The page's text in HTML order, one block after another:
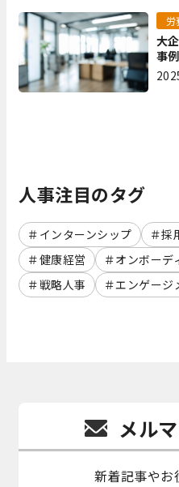
大
事
解説
労
人事注目のタグ
インターンシップ
採
健康経営
オンボーデ
戦略人事
エンゲージ
メル
新着記事や